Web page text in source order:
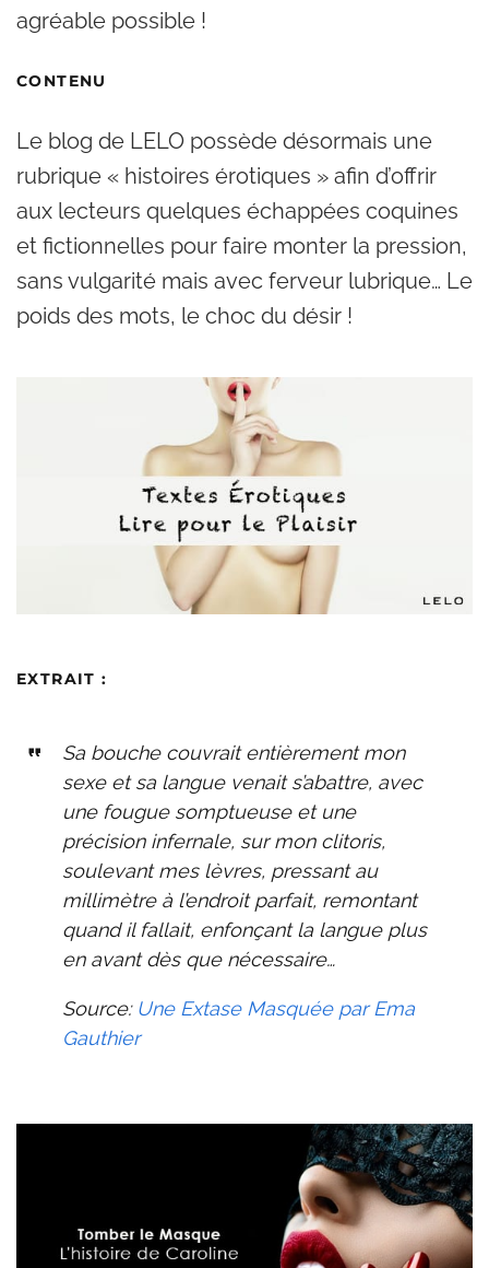
agréable possible !
CONTENU
Le blog de LELO possède désormais une
rubrique « histoires érotiques » afin d’offrir
aux lecteurs quelques échappées coquines
et fictionnelles pour faire monter la pression,
sans vulgarité mais avec ferveur lubrique… Le
poids des mots, le choc du désir !
EXTRAIT :
Sa bouche couvrait entièrement mon
sexe et sa langue venait s’abattre, avec
une fougue somptueuse et une
précision infernale, sur mon clitoris,
soulevant mes lèvres, pressant au
millimètre à l’endroit parfait, remontant
quand il fallait, enfonçant la langue plus
en avant dès que nécessaire…
Source: Une Extase Masquée par Ema
Gauthier